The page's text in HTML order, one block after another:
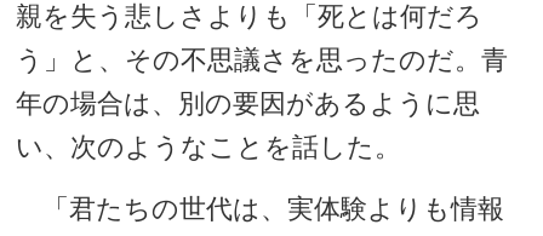
親を失う悲しさよりも「死とは何だろ
う」と、その不思議さを思ったのだ。青
年の場合は、別の要因があるように思
い、次のようなことを話した。
「君たちの世代は、実体験よりも情報